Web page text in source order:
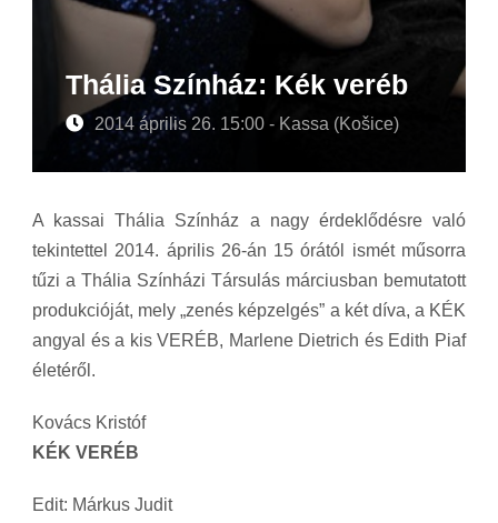
Thália Színház: Kék veréb
2014 április 26. 15:00 - Kassa (Košice)
A kassai Thália Színház a nagy érdeklődésre való
tekintettel 2014. április 26-án 15 órától ismét műsorra
tűzi a Thália Színházi Társulás márciusban bemutatott
produkcióját, mely „zenés képzelgés” a két díva, a KÉK
angyal és a kis VERÉB, Marlene Dietrich és Edith Piaf
életéről.
Kovács Kristóf
KÉK VERÉB
Edit: Márkus Judit